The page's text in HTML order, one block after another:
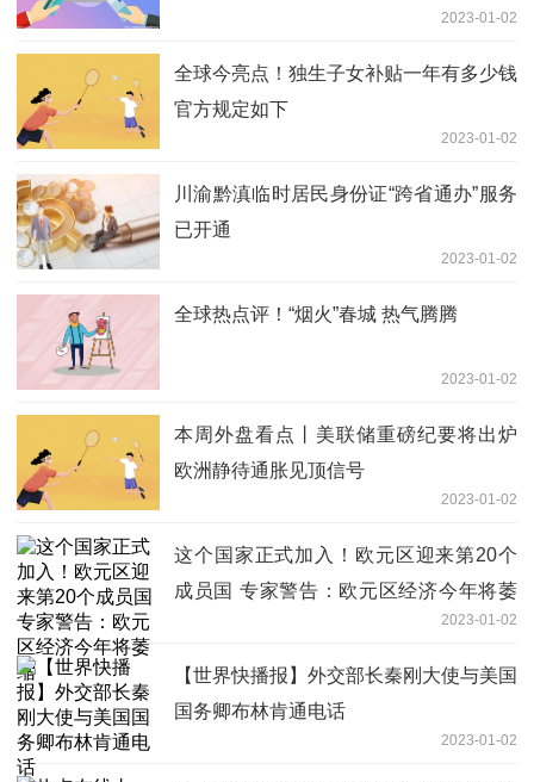
2023-01-02
全球今亮点！独生子女补贴一年有多少钱
官方规定如下
2023-01-02
川渝黔滇临时居民身份证“跨省通办”服务
已开通
2023-01-02
全球热点评！“烟火”春城 热气腾腾
2023-01-02
本周外盘看点丨美联储重磅纪要将出炉
欧洲静待通胀见顶信号
2023-01-02
这个国家正式加入！欧元区迎来第20个
成员国 专家警告：欧元区经济今年将萎
2023-01-02
【世界快播报】外交部长秦刚大使与美国
国务卿布林肯通电话
2023-01-02